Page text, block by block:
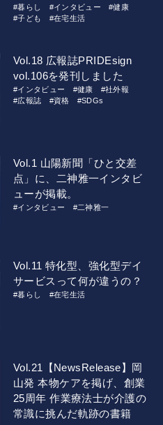
#暮らし #インタビュー
#健康
#子ども
#在宅生活
Vol.18 広報誌PRIDEsign
vol.106を発刊しました
#インタビュー #健康
#社外報
#広報誌
#資格 #SDGs
Vol.1 山陽新聞「ひと交差
点」に、二神雅一インタビ
ューが掲載。
#インタビュー #二神雅一
Vol.11 特化型、強化型デイ
サービスって何が違うの？
#暮らし #在宅生活
Vol.21【NewsRelease】岡
山発 本物ケアを掲げ、創業
25周年 作業療法士が介護の
常識に挑んだ軌跡の書籍